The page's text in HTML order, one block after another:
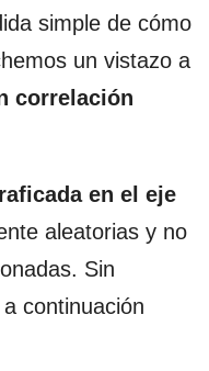
simple de cómo
un vistazo a
correlación
en el eje
aleatorias y no
Sin
continuación